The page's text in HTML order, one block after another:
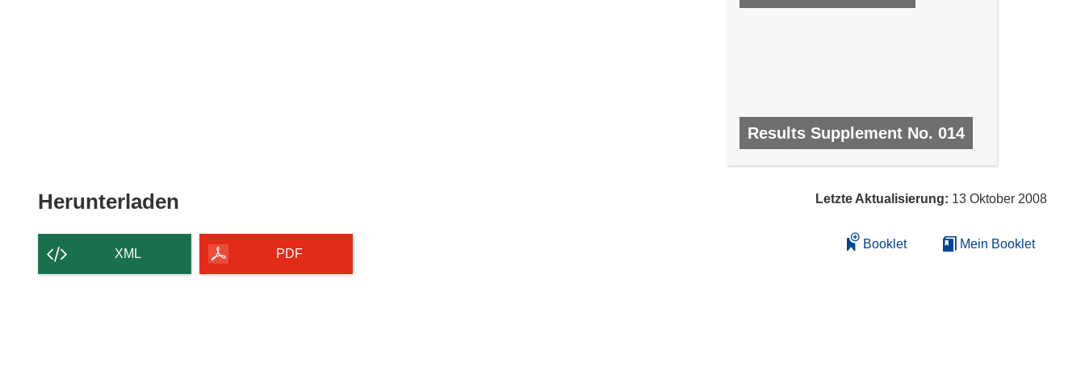
Results Supplement No. 014
Herunterladen
Seite
XML PDF
Letzte Aktualisierung: 13 Oktober 2008
Booklet Mein Booklet